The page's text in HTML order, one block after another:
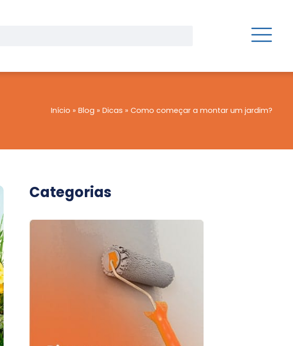
Início » Blog » Dicas » Como começar a montar um jardim?
Categorias